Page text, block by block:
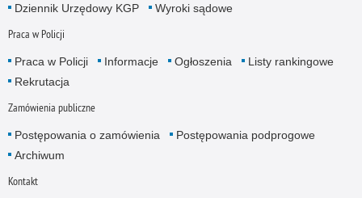
Dziennik Urzędowy KGP Wyroki sądowe
Praca w Policji
Praca w Policji Informacje Ogłoszenia
Listy rankingowe
Rekrutacja
Zamówienia publiczne
Postępowania o zamówienia
Postępowania podprogowe
Archiwum
Kontakt